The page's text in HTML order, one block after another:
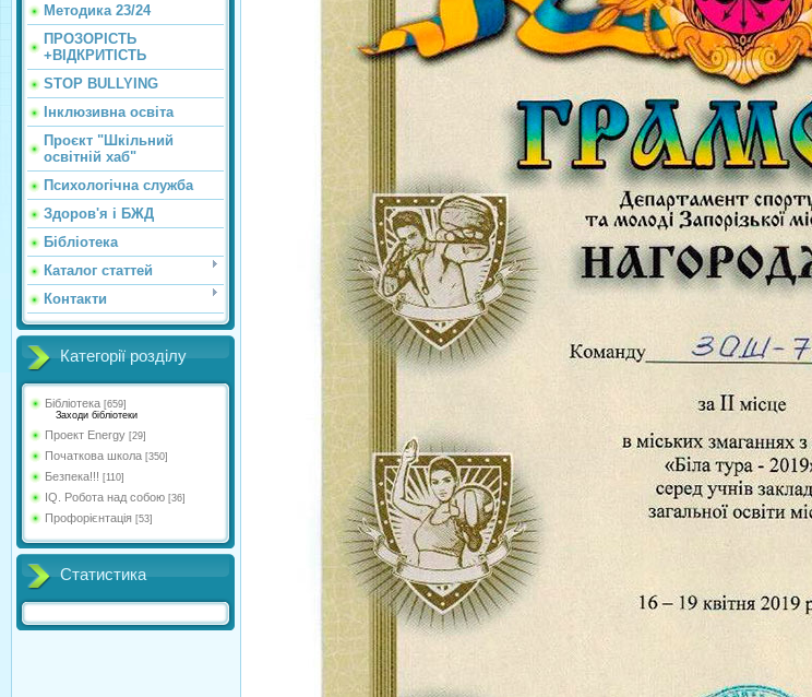
Методика 23/24
ПРОЗОРІСТЬ
+ВІДКРИТІСТЬ
STOP BULLYING
Інклюзивна освіта
Проєкт "Шкільний
освітній хаб"
Психологічна служба
Здоров'я і БЖД
Бібліотека
Каталог статтей
Контакти
Категорії розділу
Бібліотека [659]
Заходи бібліотеки
Проект Energy [29]
Початкова школа [350]
Безпека!!! [110]
IQ. Робота над собою [36]
Профорієнтація [53]
Статистика